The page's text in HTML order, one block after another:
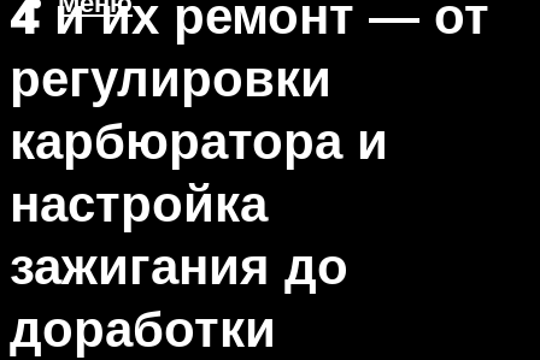
4 и их ремонт — от
регулировки
карбюратора и
настройка
зажигания до
доработки